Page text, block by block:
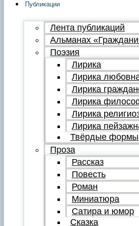
Публикации
Лента публикаций
Альманах
Поэзия
Лирика
Лирика
Лирика
Лирика
Лирика
Лирика
Твёрдые формы
Проза
Рассказ
Повесть
Роман
Миниатюра
Сатира и юмор
Сказка